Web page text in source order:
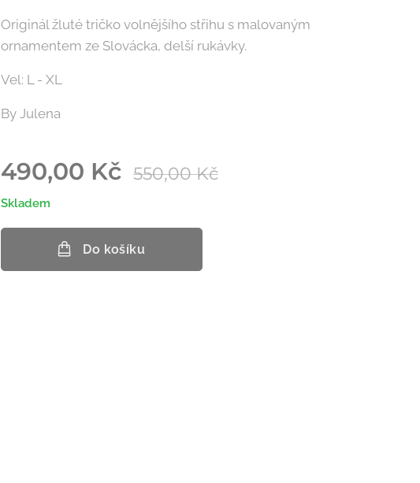
Originál žluté tričko volnějšího střihu s malovaným
ornamentem ze Slovácka, delší rukávky.
Vel: L - XL
By Julena
490,00 Kč 550,00Kč
Skladem
Do košíku